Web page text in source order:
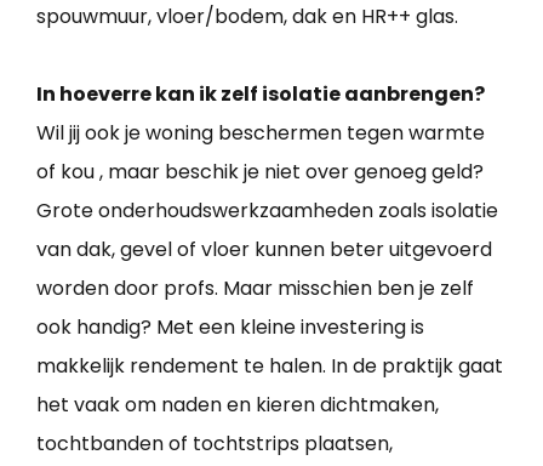
spouwmuur, vloer/bodem, dak en HR++ glas.
In hoeverre kan ik zelf isolatie aanbrengen?
Wil jij ook je woning beschermen tegen warmte
of kou , maar beschik je niet over genoeg geld?
Grote onderhoudswerkzaamheden zoals isolatie
van dak, gevel of vloer kunnen beter uitgevoerd
worden door profs. Maar misschien ben je zelf
ook handig? Met een kleine investering is
makkelijk rendement te halen. In de praktijk gaat
het vaak om naden en kieren dichtmaken,
tochtbanden of tochtstrips plaatsen,